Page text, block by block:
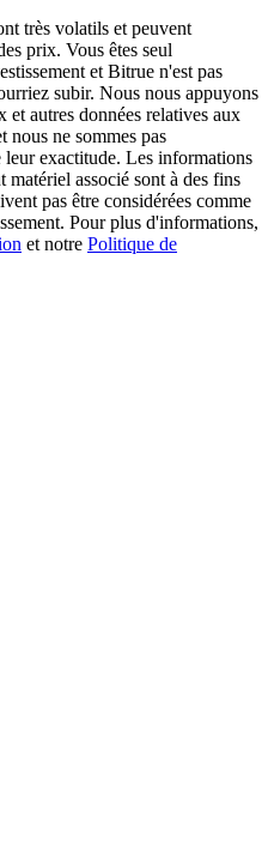
et des commissions de copy
très volatils et peuvent
prix. Vous êtes seul
et Bitrue n'est pas
subir. Nous nous appuyons
et autres données relatives aux
nous ne sommes pas
exactitude. Les informations
associé sont à des fins
pas être considérées comme
Pour plus d'informations,
et notre Politique de